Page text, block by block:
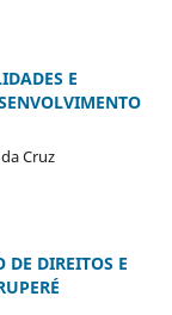
E
Cruz
DIREITOS E